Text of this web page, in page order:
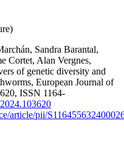
Sandra Barantal,
Cortet, Alan Vergnes,
of genetic diversity and
European Journal of
ISSN 1164-
article/pii/